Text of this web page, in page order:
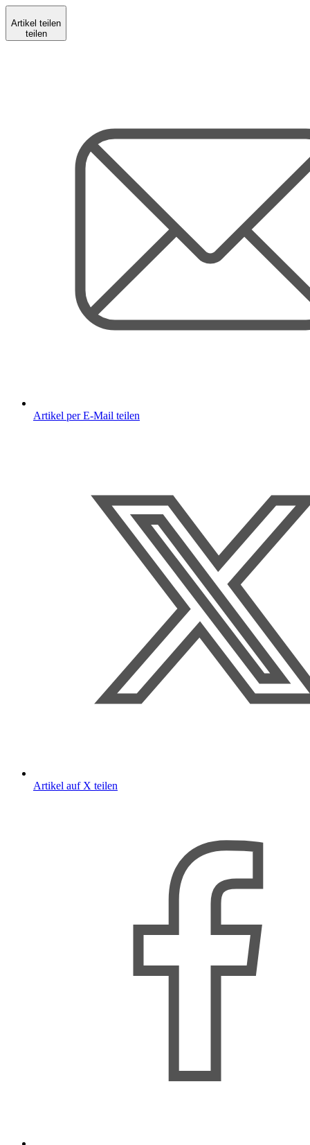
Artikel teilen
teilen
Artikel per E-Mail teilen
Artikel auf X teilen